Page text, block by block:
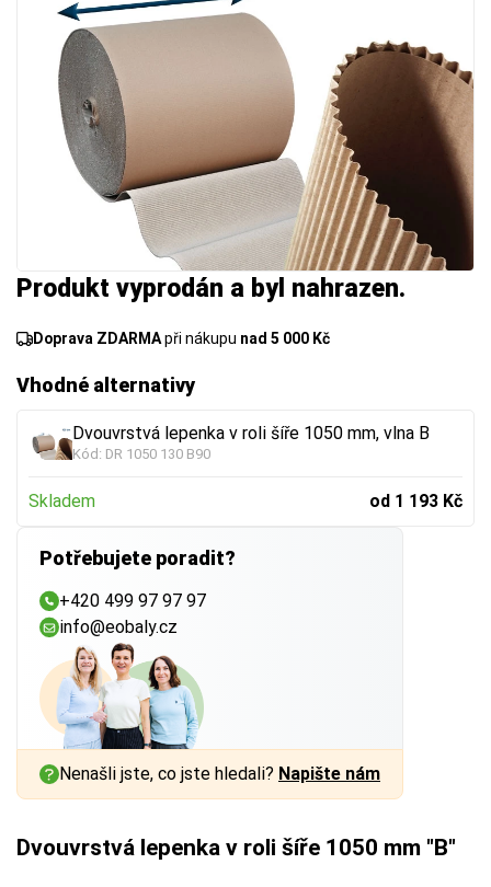
Produkt vyprodán a byl nahrazen.
Doprava ZDARMApři nákupu nad 5 000 Kč
Vhodné alternativy
Dvouvrstvá lepenka v roli šíře 1050 mm, vlna B
Kód: DR 1050 130 B90
Skladem od 1 193 Kč
Potřebujete poradit?
+420 499 97 97 97
info@eobaly.cz
Nenašli jste, co jste hledali? Napište nám
Dvouvrstvá lepenka v roli šíře 1050 mm "B"